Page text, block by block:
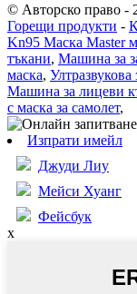
© Авторско право -
Горещи продукти -
Kn95 Маска Master
тъкани, Машина за
маска,
Машина за лицеви
с маска за самолет,
Изпрати имейл
Джуди Лиу
Мейси Хуанг
Фейсбук
x